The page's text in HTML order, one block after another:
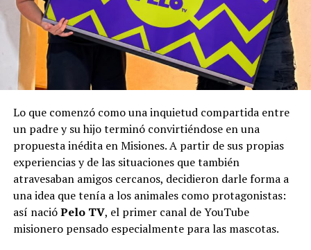
Lo que comenzó como una inquietud compartida entre
un padre y su hijo terminó convirtiéndose en una
propuesta inédita en Misiones. A partir de sus propias
experiencias y de las situaciones que también
atravesaban amigos cercanos, decidieron darle forma a
una idea que tenía a los animales como protagonistas:
así nacióPelo TV, el primer canal de YouTube
misionero pensado especialmente para las mascotas.